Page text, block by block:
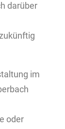
darüber
im
oder